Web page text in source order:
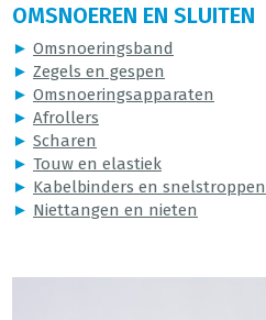
OMSNOEREN EN SLUITEN
► Omsnoeringsband
► Zegels en gespen
► Omsnoeringsapparaten
► Afrollers
► Scharen
► Touw en elastiek
► Kabelbinders en snelstroppen
► Niettangen en nieten